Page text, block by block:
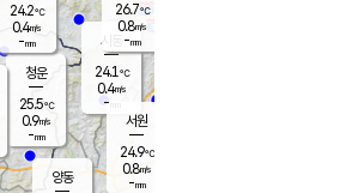
청운
25.5℃
0.9m/s
-mm
24.2℃
0.4m/s
-mm
양동
시동
24.1℃
0.4m/s
- mm
서원
24.9℃
0.8m/s
-mm
26.7℃
0.8m/s
-mm